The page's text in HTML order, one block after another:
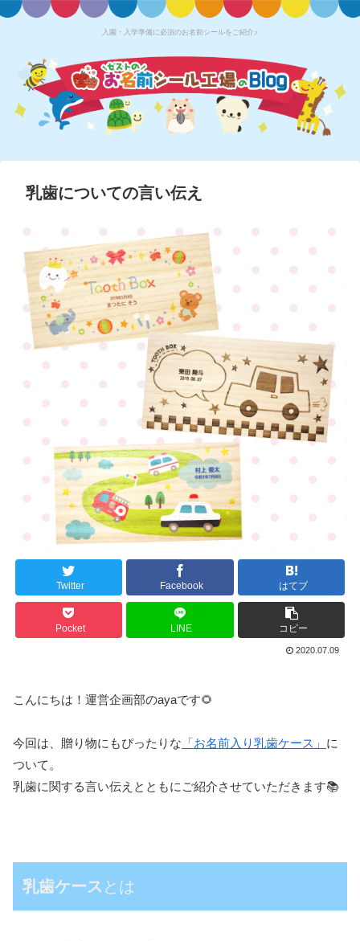
入園・入学準備に必須のお名前シールをご紹介♪
乳歯についての言い伝え
Twitter Facebook はてブ
Pocket LINE コピー
2020.07.09
こんにちは！運営企画部のayaです🌻
今回は、贈り物にもぴったりな 「お名前入り乳歯ケース」 に
ついて。
乳歯に関する言い伝えとともにご紹介させていただきます📚
乳歯ケース とは